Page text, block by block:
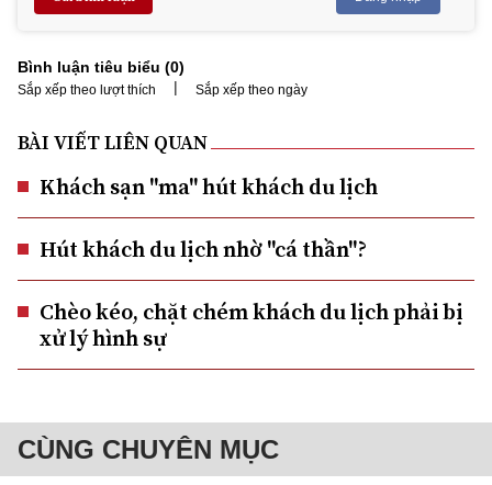
Bình luận tiêu biểu (0)
Sắp xếp theo lượt thích | Sắp xếp theo ngày
BÀI VIẾT LIÊN QUAN
Khách sạn "ma" hút khách du lịch
Hút khách du lịch nhờ "cá thần"?
Chèo kéo, chặt chém khách du lịch phải bị
xử lý hình sự
CÙNG CHUYÊN MỤC